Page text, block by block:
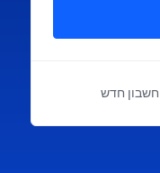
חשבון חדש